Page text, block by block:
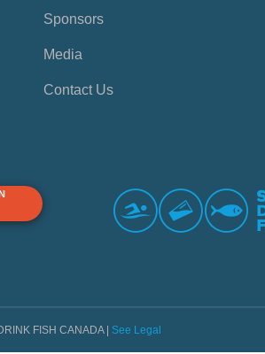
Sponsors
Media
Contact Us
FISH CANADA | See Legal